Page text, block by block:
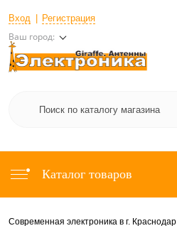
Вход Регистрация
Ваш город:
Каталог товаров
Современная электроника в г. Краснодар